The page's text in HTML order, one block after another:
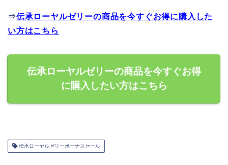
⇒伝承ローヤルゼリーの商品を今すぐお得に購入した
い方はこちら
伝承ローヤルゼリーの商品を今すぐお得
に購入したい方はこちら
伝承ローヤルゼリーボーナスセール